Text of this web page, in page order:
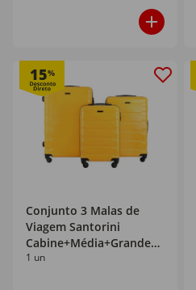
15%
Conjunto 3 Malas de
Viagem Santorini
Cabine+Média+Grande
Pack It
1 un